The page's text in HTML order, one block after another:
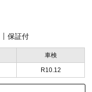
保証付
車検
R10.12